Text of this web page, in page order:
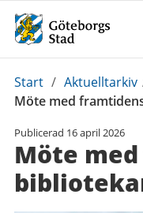
Du
är
Start / Aktuelltarkiv
Möte med
Publicerad 16 april 2026
Möte